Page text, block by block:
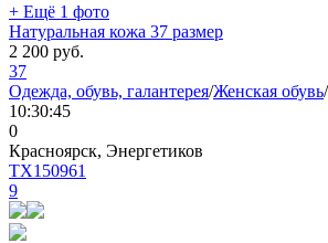
+ Ещё 1 фото
Натуральная кожа 37 размер
2 200 руб.
37
Одежда, обувь, галантерея/Женская обувь/
10:30:45
0
Красноярск, Энергетиков
TX150961
9